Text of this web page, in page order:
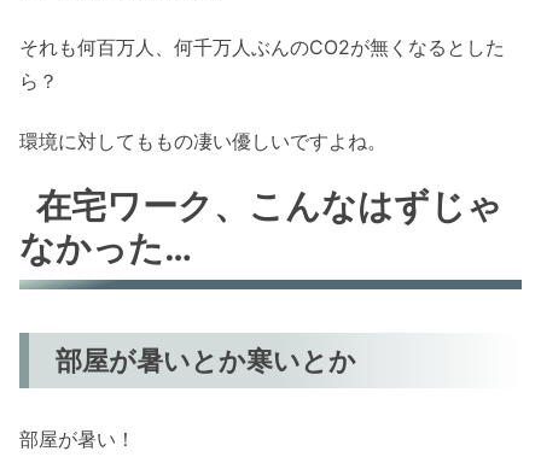
それも何百万人、何千万人ぶんのCO2が無くなるとした
ら？
環境に対してももの凄い優しいですよね。
在宅ワーク、こんなはずじゃ
なかった…
部屋が暑いとか寒いとか
部屋が暑い！